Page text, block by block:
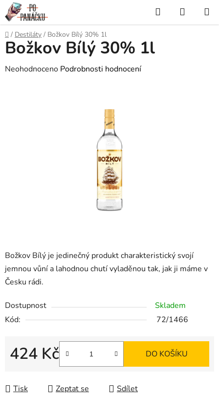
Přejít
na
obsah
Hledat
KOŠÍK
Domů
/ Destiláty / Božkov Bílý 30% 1l
Božkov Bílý je jedinečný produkt charakteristický svojí
jemnou vůní a lahodnou chutí vyladěnou tak, jak ji máme v
Česku rádi.
Dostupnost
Skladem
Kód:
72/1466
424 Kč DO KOŠÍKU
Tisk Zeptat se Sdílet
Božkov Bílý 30% 1l
Průměrné
Neohodnoceno Podrobnosti hodnocení